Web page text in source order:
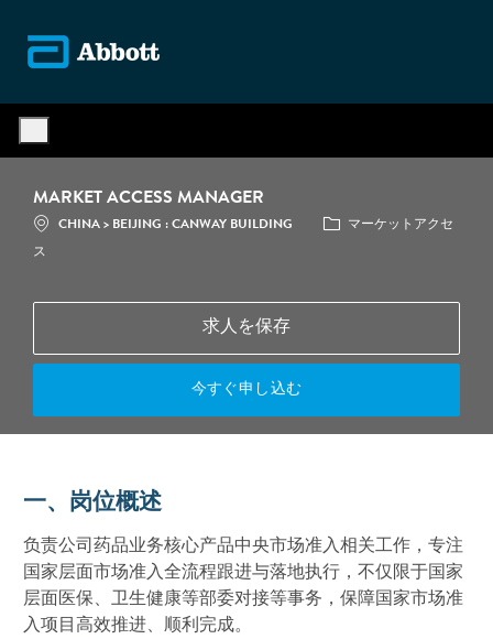
MARKET ACCESS MANAGER
場所CHINA > BEIJING : CANWAY BUILDING カテゴリ
マーケットアクセ
ス
求人を保存
今すぐ申し込む
一、岗位概述
负责公司药品业务核心产品中央市场准入相关工作，专注
国家层面市场准入全流程跟进与落地执行，不仅限于国家
层面医保、卫生健康等部委对接等事务，保障国家市场准
入项目高效推进、顺利完成。